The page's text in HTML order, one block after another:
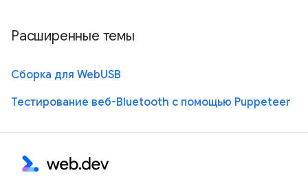
Расширенные темы
Сборка для WebUSB
Тестирование веб-Bluetooth с помощью Puppeteer